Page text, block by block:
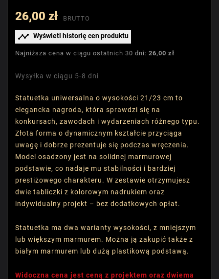
26,00 zł BRUTTO
 Wyświetl historię cen produktu
Najniższa cena w ciągu ostatnich 30 dni: 26,00 zł
Wysyłka w ciągu 5-8 dni
Statuetka uniwersalna o wysokości 21/23 cm to
elegancka nagroda, która sprawdzi się na
konkursach, zawodach i wydarzeniach różnego typu.
Złota forma o dynamicznym kształcie przyciąga
uwagę i dobrze prezentuje się podczas wręczenia.
Model osadzony jest na solidnej marmurowej
podstawie, co nadaje mu stabilności i bardziej
prestiżowego charakteru. W zestawie otrzymujesz
dwie tabliczki z kolorowym nadrukiem oraz
indywidualny projekt – bez dodatkowych opłat.
Statuetka ma dwa warianty wysokości, z mniejszym
lub większym marmurem. Można ją zakupić także z
białym marmurem lub dużą plastikową podstawą.
Widoczna cena jest ceną z projektem oraz dwiema